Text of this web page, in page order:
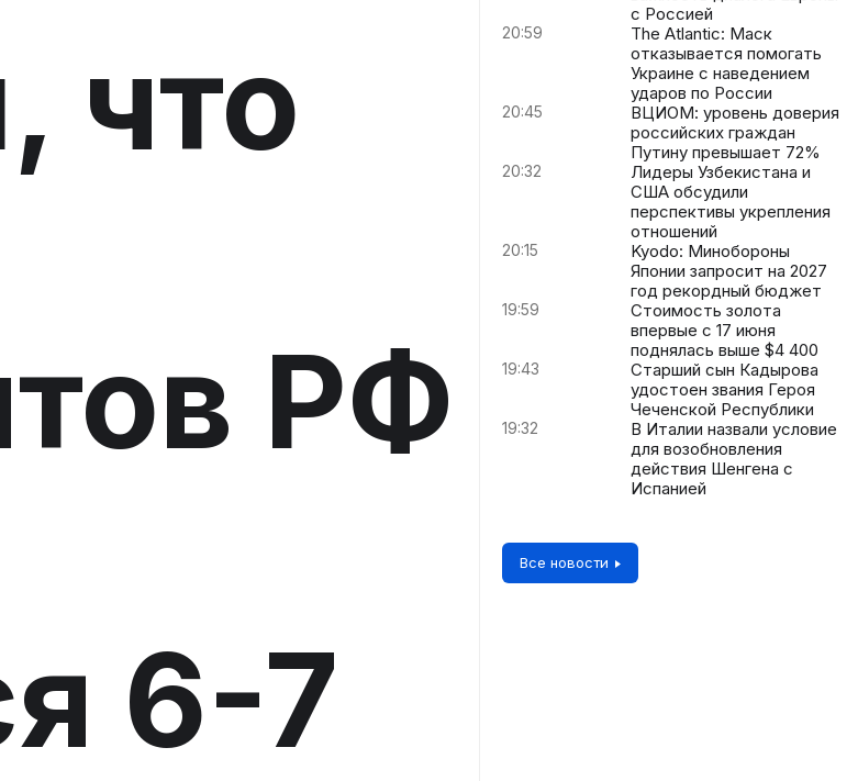
что
РФ
6-7
с Россией
20:59
The Atlantic: Маск
отказывается помогать
Украине с наведением
ударов по России
20:45
ВЦИОМ: уровень доверия
российских граждан
Путину превышает 72%
20:32
Лидеры Узбекистана и
США обсудили
перспективы укрепления
отношений
20:15
Kyodo: Минобороны
Японии запросит на 2027
год рекордный бюджет
19:59
Стоимость золота
впервые с 17 июня
поднялась выше $4 400
19:43
Старший сын Кадырова
удостоен звания Героя
Чеченской Республики
19:32
В Италии назвали условие
для возобновления
действия Шенгена с
Испанией
Все новости